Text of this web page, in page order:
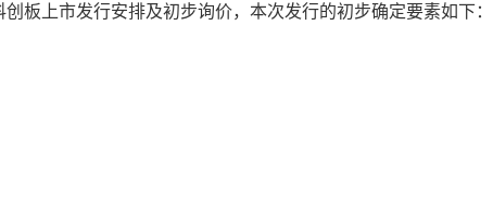
板上市发行安排及初步询价，本次发行的初步确定要素如下：